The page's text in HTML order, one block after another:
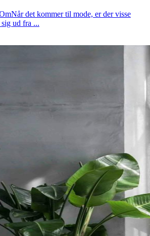
det kommer til mode, er der visse
ud fra ...